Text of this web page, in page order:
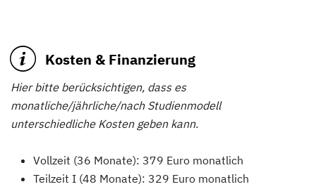
Kosten & Finanzierung
Hier bitte berücksichtigen, dass es
monatliche/jährliche/nach Studienmodell
unterschiedliche Kosten geben kann.
Vollzeit (36 Monate): 379 Euro monatlich
Teilzeit I (48 Monate): 329 Euro monatlich